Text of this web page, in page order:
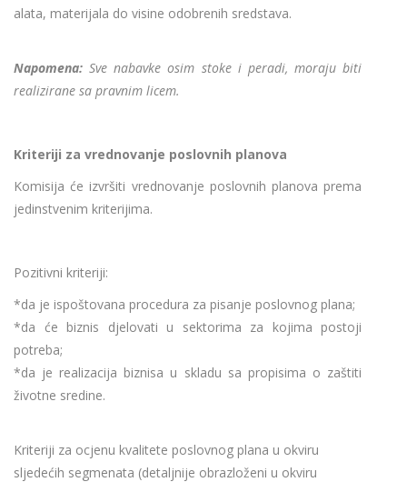
alata, materijala do visine odobrenih sredstava.
Napomena:Sve nabavke osim stoke i peradi, moraju biti
realizirane sa pravnim licem.
Kriteriji za vrednovanje poslovnih planova
Komisija će izvršiti vrednovanje poslovnih planova prema
jedinstvenim kriterijima.
Pozitivni kriteriji:
*da je ispoštovana procedura za pisanje poslovnog plana;
*da će biznis djelovati u sektorima za kojima postoji
potreba;
*da je realizacija biznisa u skladu sa propisima o zaštiti
životne sredine.
Kriteriji za ocjenu kvalitete poslovnog plana u okviru
sljedećih segmenata (detaljnije obrazloženi u okviru